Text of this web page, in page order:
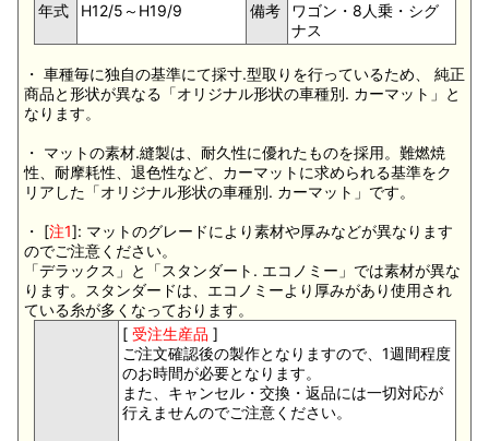
年式
H12/5～H19/9 備考
ワゴン・8人乗・シグ
ナス
・ 車種毎に独自の基準にて採寸.型取りを行っているため、 純正
商品と形状が異なる「オリジナル形状の車種別. カーマット」と
なります。
・ マットの素材.縫製は、耐久性に優れたものを採用。難燃焼
性、耐摩耗性、退色性など、カーマットに求められる基準をク
リアした「オリジナル形状の車種別. カーマット」です。
・ [注1]: マットのグレードにより素材や厚みなどが異なります
のでご注意ください。
「デラックス」と「スタンダート. エコノミー」では素材が異な
ります。スタンダードは、エコノミーより厚みがあり使用され
ている糸が多くなっております。
[ 受注生産品 ]
ご注文確認後の製作となりますので、1週間程度
のお時間が必要となります。
また、キャンセル・交換・返品には一切対応が
行えませんのでご注意ください。